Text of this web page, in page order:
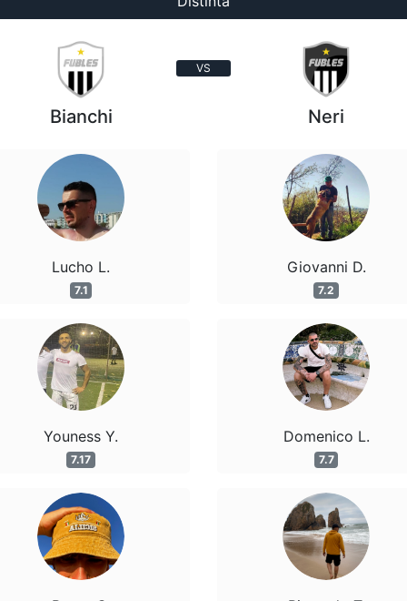
VS
Bianchi
Lucho L.
7.1
Youness Y.
7.17
Neri
Giovanni D.
7.2
Domenico L.
7.7